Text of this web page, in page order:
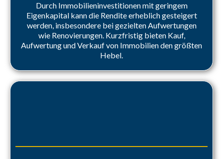
Durch Immobilieninvestitionen mit geringem
Eigenkapital kann die Rendite erheblich gesteigert
werden, insbesondere bei gezielten Aufwertungen
wie Renovierungen. Kurzfristig bieten Kauf,
Aufwertung und Verkauf von Immobilien den größten
Hebel.